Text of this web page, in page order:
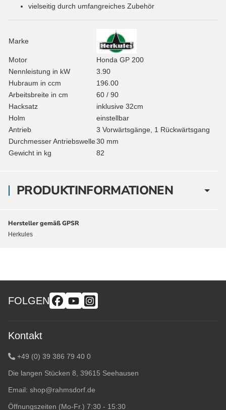
PRODUKTINFORMATIONEN
vielseitig durch umfangreiches Zubehör
Marke
Motor
Honda GP 200
Nennleistung in kW
3.90
Hubraum in ccm
196.00
Arbeitsbreite in cm
60 / 90
Hacksatz
inklusive 32cm
Holm
einstellbar
Antrieb
3 Vorwärtsgänge, 1 Rückwärtsgang
Durchmesser Antriebswelle30 mm
Gewicht in kg
82
Hersteller gemäß GPSR
Herkules
FOLGEN
Kontakt
+49 (0) 39 386 79 40 0
Die langen Stücken 8, 39615 Seehausen
Email: shop@rahmsdorf.de
Öffnungszeiten (Mo-Fr.) 7:30 - 15:30